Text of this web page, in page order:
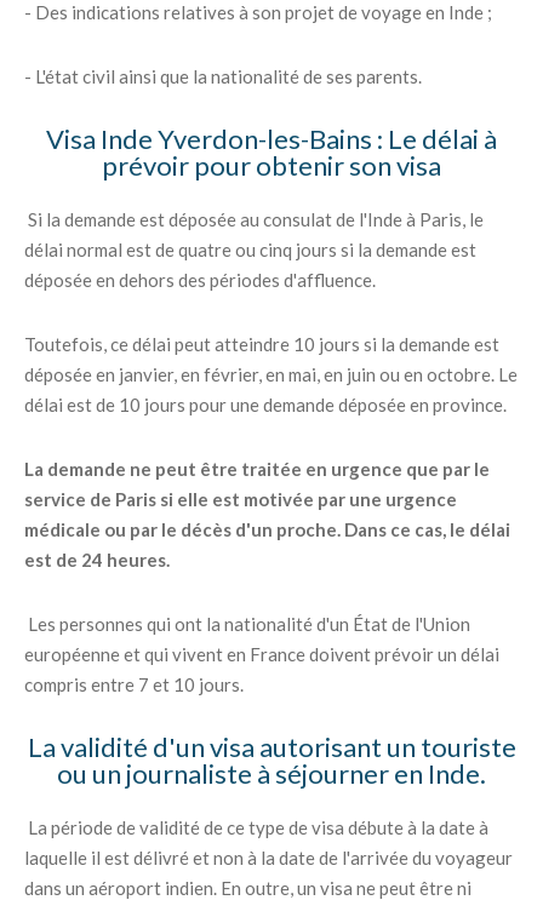
- Des indications relatives à son projet de voyage en Inde ;
- L'état civil ainsi que la nationalité de ses parents.
Visa Inde Yverdon-les-Bains : Le délai à
prévoir pour obtenir son visa
Si la demande est déposée au consulat de l'Inde à Paris, le
délai normal est de quatre ou cinq jours si la demande est
déposée en dehors des périodes d'affluence.
Toutefois, ce délai peut atteindre 10 jours si la demande est
déposée en janvier, en février, en mai, en juin ou en octobre. Le
délai est de 10 jours pour une demande déposée en province.
La demande ne peut être traitée en urgence que par le
service de Paris si elle est motivée par une urgence
médicale ou par le décès d'un proche. Dans ce cas, le délai
est de 24 heures.
Les personnes qui ont la nationalité d'un État de l'Union
européenne et qui vivent en France doivent prévoir un délai
compris entre 7 et 10 jours.
La validité d'un visa autorisant un touriste
ou un journaliste à séjourner en Inde.
La période de validité de ce type de visa débute à la date à
laquelle il est délivré et non à la date de l'arrivée du voyageur
dans un aéroport indien. En outre, un visa ne peut être ni